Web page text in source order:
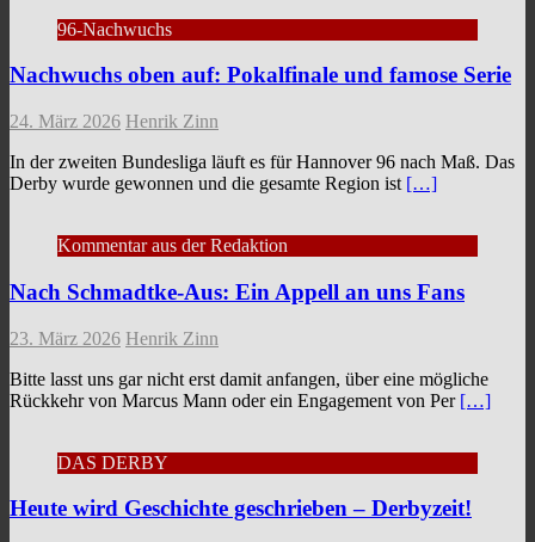
96-Nachwuchs
Nachwuchs oben auf: Pokalfinale und famose Serie
24. März 2026 Henrik Zinn
In der zweiten Bundesliga läuft es für Hannover 96 nach Maß. Das
Derby wurde gewonnen und die gesamte Region ist […]
Kommentar aus der Redaktion
Nach Schmadtke-Aus: Ein Appell an uns Fans
23. März 2026 Henrik Zinn
Bitte lasst uns gar nicht erst damit anfangen, über eine mögliche
Rückkehr von Marcus Mann oder ein Engagement von Per […]
DAS DERBY
Heute wird Geschichte geschrieben – Derbyzeit!